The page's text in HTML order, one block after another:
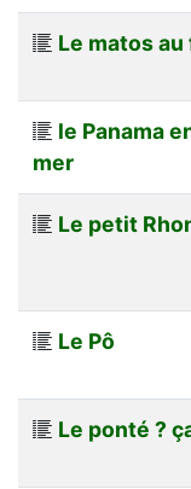
Le matos
le Panama
mer
Le petit
Le Pô
Le ponté ?